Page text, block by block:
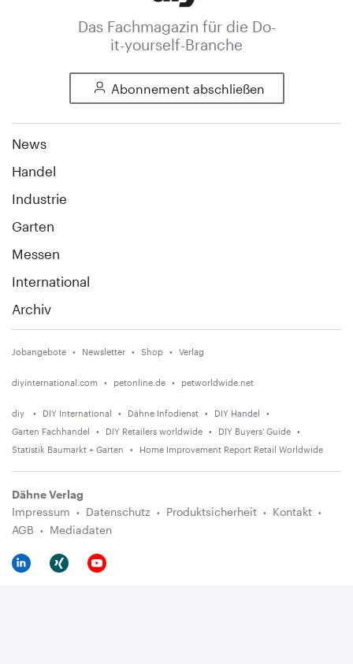
Das Fachmagazin für die Do-
it-yourself-Branche
Abonnement abschließen
News
Handel
Industrie
Garten
Messen
International
Archiv
Jobangebote Newsletter Shop Verlag
diyinternational.com petonline.de petworldwide.net
diy DIY International Dähne Infodienst
DIY Handel
Garten Fachhandel
DIY Retailers worldwide
DIY Buyers' Guide
Statistik Baumarkt + Garten
Home Improvement Report Retail Worldwide
Dähne Verlag
Impressum
Datenschutz Produktsicherheit
Kontakt
AGB
Mediadaten